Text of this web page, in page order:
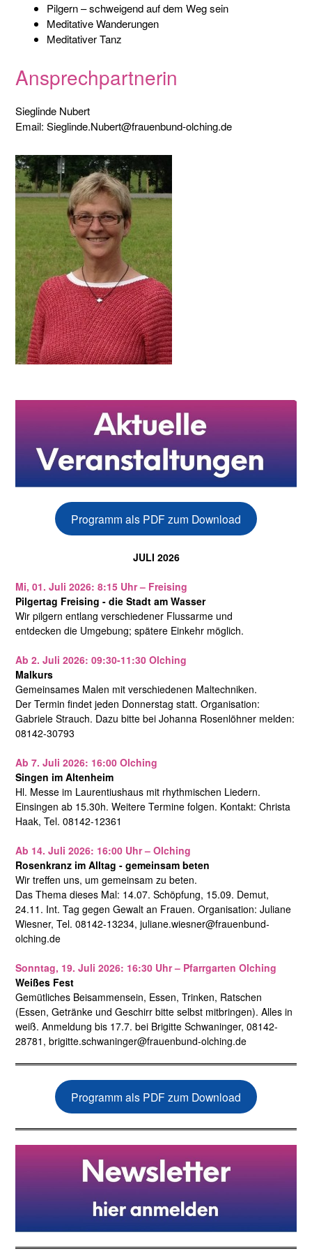
Pilgern – schweigend auf dem Weg sein
Meditative Wanderungen
Meditativer Tanz
Ansprechpartnerin
Sieglinde Nubert
Email: Sieglinde.Nubert@frauenbund-olching.de
Programm als PDF zum Download
JULI 2026
Mi, 01. Juli 2026: 8:15 Uhr – Freising
Pilgertag Freising - die Stadt am Wasser
Wir pilgern entlang verschiedener Flussarme und
entdecken die Umgebung; spätere Einkehr möglich.
Ab 2. Juli 2026: 09:30-11:30 Olching
Malkurs
Gemeinsames Malen mit verschiedenen Maltechniken.
Der Termin findet jeden Donnerstag statt. Organisation:
Gabriele Strauch. Dazu bitte bei Johanna Rosenlöhner melden:
08142-30793
Ab 7. Juli 2026: 16:00 Olching
Singen im Altenheim
Hl. Messe im Laurentiushaus mit rhythmischen Liedern.
Einsingen ab 15.30h. Weitere Termine folgen. Kontakt: Christa
Haak, Tel. 08142-12361
Ab 14. Juli 2026: 16:00 Uhr – Olching
Rosenkranz im Alltag - gemeinsam beten
Wir treffen uns, um gemeinsam zu beten.
Das Thema dieses Mal: 14.07. Schöpfung, 15.09. Demut,
24.11. Int. Tag gegen Gewalt an Frauen. Organisation: Juliane
Wiesner, Tel. 08142-13234, juliane.wiesner@frauenbund-
olching.de
Sonntag, 19. Juli 2026: 16:30 Uhr – Pfarrgarten Olching
Weißes Fest
Gemütliches Beisammensein, Essen, Trinken, Ratschen
(Essen, Getränke und Geschirr bitte selbst mitbringen). Alles in
weiß. Anmeldung bis 17.7. bei Brigitte Schwaninger, 08142-
28781, brigitte.schwaninger@frauenbund-olching.de
Programm als PDF zum Download